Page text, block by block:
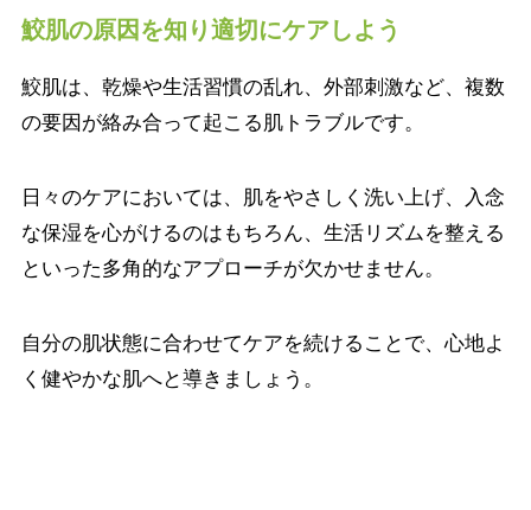
鮫肌の原因を知り適切にケアしよう
鮫肌は、乾燥や生活習慣の乱れ、外部刺激など、複数
の要因が絡み合って起こる肌トラブルです。
日々のケアにおいては、肌をやさしく洗い上げ、入念
な保湿を心がけるのはもちろん、生活リズムを整える
といった多角的なアプローチが欠かせません。
自分の肌状態に合わせてケアを続けることで、心地よ
く健やかな肌へと導きましょう。